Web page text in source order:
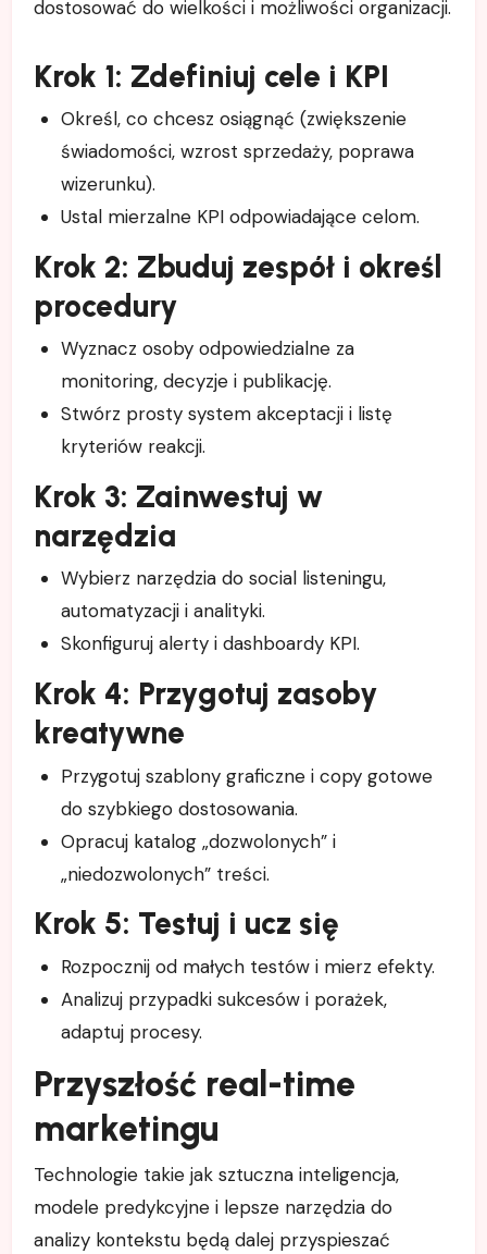
dostosować do wielkości i możliwości organizacji.
Krok 1: Zdefiniuj cele i KPI
Określ, co chcesz osiągnąć (zwiększenie
świadomości, wzrost sprzedaży, poprawa
wizerunku).
Ustal mierzalne KPI odpowiadające celom.
Krok 2: Zbuduj zespół i określ
procedury
Wyznacz osoby odpowiedzialne za
monitoring, decyzje i publikację.
Stwórz prosty system akceptacji i listę
kryteriów reakcji.
Krok 3: Zainwestuj w
narzędzia
Wybierz narzędzia do social listeningu,
automatyzacji i analityki.
Skonfiguruj alerty i dashboardy KPI.
Krok 4: Przygotuj zasoby
kreatywne
Przygotuj szablony graficzne i copy gotowe
do szybkiego dostosowania.
Opracuj katalog „dozwolonych” i
„niedozwolonych” treści.
Krok 5: Testuj i ucz się
Rozpocznij od małych testów i mierz efekty.
Analizuj przypadki sukcesów i porażek,
adaptuj procesy.
Przyszłość real-time
marketingu
Technologie takie jak sztuczna inteligencja,
modele predykcyjne i lepsze narzędzia do
analizy kontekstu będą dalej przyspieszać